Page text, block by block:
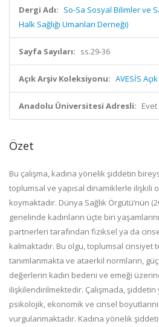
Dergi Adı: So-Sa Sosyal Bilimler ve
Halk Sağlığı Umanları Derneği)
Sayfa Sayıları: ss.29-36
Açık Arşiv Koleksiyonu: AVESİS
Anadolu Üniversitesi Adresli: Evet
Özet
Bu çalışma, kadına yönelik şiddetin
toplumsal ve yapısal dinamiklerle ilişkili
koymaktadır. Dünya Sağlık Örgütü’nün
genelinde kadınların üçte biri
partnerleri tarafından fiziksel ya da
kalmaktadır. Bu olgu, toplumsal cinsiyet
tanımlanmakta ve ataerkil normların,
değerlerin kadın bedeni ve emeği
ilişkilendirilmektedir. Çalışmada, şiddetin
psikolojik, ekonomik ve cinsel
vurgulanmaktadır. Kadına yönelik